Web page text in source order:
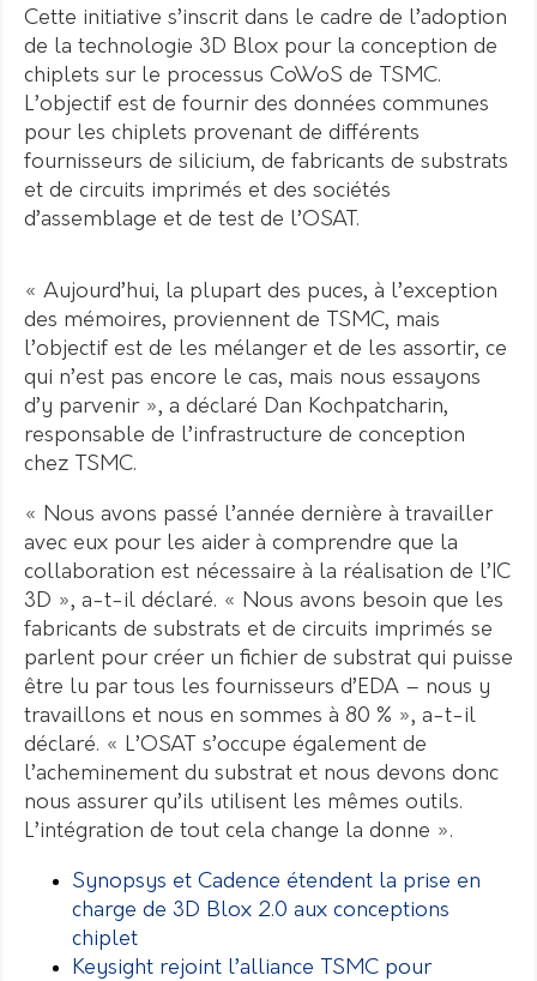
Cette initiative s’inscrit dans le cadre de l’adoption
de la technologie 3D Blox pour la conception de
chiplets sur le processus CoWoS de TSMC.
L’objectif est de fournir des données communes
pour les chiplets provenant de différents
fournisseurs de silicium, de fabricants de substrats
et de circuits imprimés et des sociétés
d’assemblage et de test de l’OSAT.
« Aujourd’hui, la plupart des puces, à l’exception
des mémoires, proviennent de TSMC, mais
l’objectif est de les mélanger et de les assortir, ce
qui n’est pas encore le cas, mais nous essayons
d’y parvenir », a déclaré Dan Kochpatcharin,
responsable de l’infrastructure de conception
chez TSMC.
« Nous avons passé l’année dernière à travailler
avec eux pour les aider à comprendre que la
collaboration est nécessaire à la réalisation de l’IC
3D », a-t-il déclaré. « Nous avons besoin que les
fabricants de substrats et de circuits imprimés se
parlent pour créer un fichier de substrat qui puisse
être lu par tous les fournisseurs d’EDA – nous y
travaillons et nous en sommes à 80 % », a-t-il
déclaré. « L’OSAT s’occupe également de
l’acheminement du substrat et nous devons donc
nous assurer qu’ils utilisent les mêmes outils.
L’intégration de tout cela change la donne ».
Synopsys et Cadence étendent la prise en
charge de 3D Blox 2.0 aux conceptions
chiplet
Keysight rejoint l’alliance TSMC pour